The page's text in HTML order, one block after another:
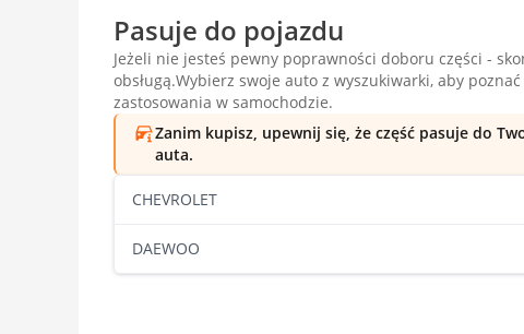
Pasuje do pojazdu
Jeżeli nie jesteś pewny poprawności doboru części -
obsługą.Wybierz swoje auto z wyszukiwarki, aby
zastosowania w samochodzie.
Zanim kupisz, upewnij się, że część pasuje do
auta.
CHEVROLET
DAEWOO